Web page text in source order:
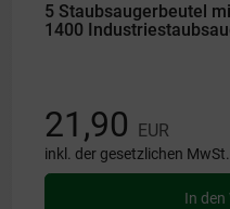
5 Staubsaugerbeutel
1400
21,90 EUR
inkl. der gesetzlichen
In den